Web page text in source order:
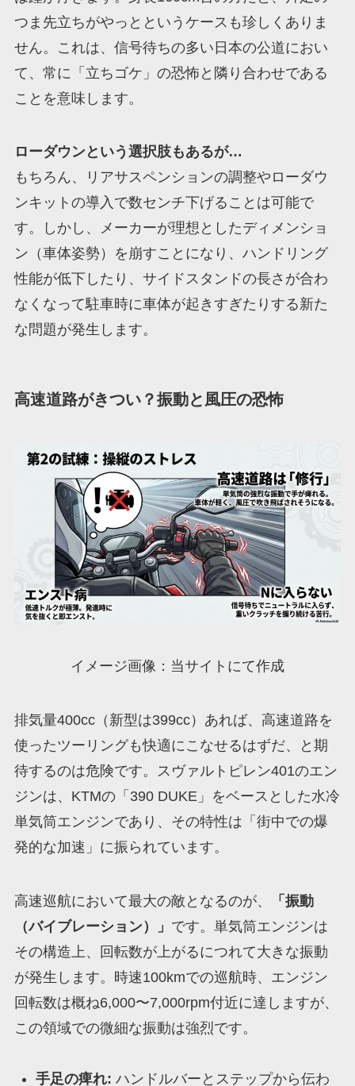
つま先立ちがやっとというケースも珍しくありま
せん。これは、信号待ちの多い日本の公道におい
て、常に「立ちゴケ」の恐怖と隣り合わせである
ことを意味します。
ローダウンという選択肢もあるが…
もちろん、リアサスペンションの調整やローダウ
ンキットの導入で数センチ下げることは可能で
す。しかし、メーカーが理想としたディメンショ
ン（車体姿勢）を崩すことになり、ハンドリング
性能が低下したり、サイドスタンドの長さが合わ
なくなって駐車時に車体が起きすぎたりする新た
な問題が発生します。
高速道路がきつい？振動と風圧の恐怖
イメージ画像：当サイトにて作成
排気量400cc（新型は399cc）あれば、高速道路を
使ったツーリングも快適にこなせるはずだ、と期
待するのは危険です。スヴァルトピレン401のエン
ジンは、KTMの「390 DUKE」をベースとした水冷
単気筒エンジンであり、その特性は「街中での爆
発的な加速」に振られています。
高速巡航において最大の敵となるのが、
「振動
（バイブレーション）」 です。単気筒エンジンは
その構造上、回転数が上がるにつれて大きな振動
が発生します。時速100kmでの巡航時、エンジン
回転数は概ね6,000〜7,000rpm付近に達しますが、
この領域での微細な振動は強烈です。
手足の痺れ: ハンドルバーとステップから伝わ